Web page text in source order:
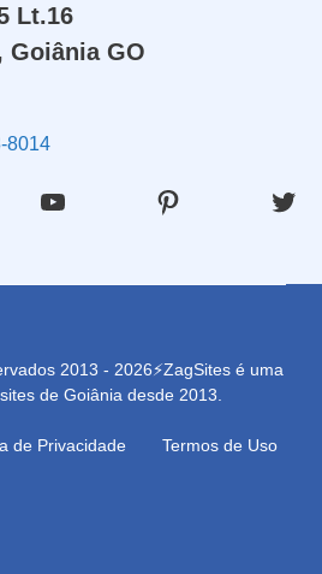
Lt.16
Goiânia GO
8014
Youtube Pinterest
2013 - 2026⚡ZagSites é uma
de Goiânia desde 2013.
de Privacidade Termos de Uso